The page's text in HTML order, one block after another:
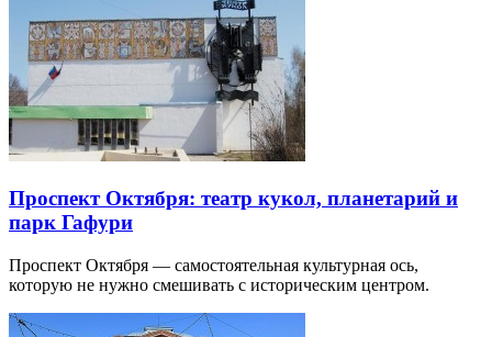
Проспект Октября: театр кукол, планетарий и
парк Гафури
Проспект Октября — самостоятельная культурная ось,
которую не нужно смешивать с историческим центром.